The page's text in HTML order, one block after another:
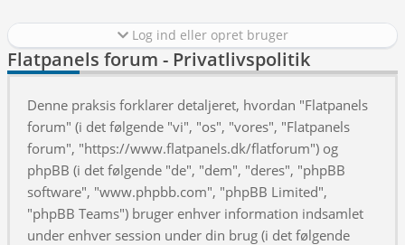
Log ind eller opret bruger
Flatpanels forum - Privatlivspolitik
Denne praksis forklarer detaljeret, hvordan "Flatpanels
forum" (i det følgende "vi", "os", "vores", "Flatpanels
forum", "https://www.flatpanels.dk/flatforum") og
phpBB (i det følgende "de", "dem", "deres", "phpBB
software", "www.phpbb.com", "phpBB Limited",
"phpBB Teams") bruger enhver information indsamlet
under enhver session under din brug (i det følgende